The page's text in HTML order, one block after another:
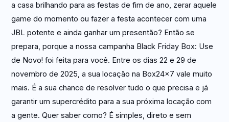
a casa brilhando para as festas de fim de ano, zerar aquele
game do momento ou fazer a festa acontecer com uma
JBL potente e ainda ganhar um presentão? Então se
prepara, porque a nossa campanha Black Friday Box: Use
de Novo! foi feita para você. Entre os dias 22 e 29 de
novembro de 2025, a sua locação na Box24x7 vale muito
mais. É a sua chance de resolver tudo o que precisa e já
garantir um supercrédito para a sua próxima locação com
a gente. Quer saber como? É simples, direto e sem